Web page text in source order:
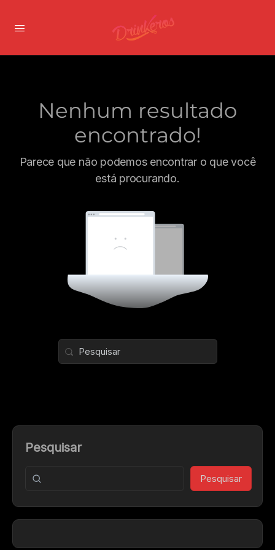
Nenhum resultado
encontrado!
Parece que não podemos encontrar o que você
está procurando.
Pesquisar
Pesquisar